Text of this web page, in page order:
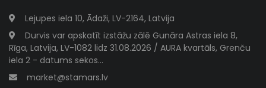
Lejupes iela 10, Ādaži, LV-2164, Latvija
Durvis var apskatīt izstāžu zālē Gunāra Astras iela 8,
Rīga, Latvija, LV-1082 lidz 31.08.2026 / AURA kvartāls, Grenču
iela 2 - datums sekos...
market@stamars.lv